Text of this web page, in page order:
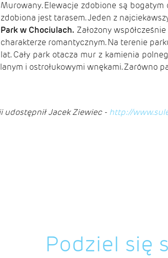
Murowany. Elewacje zdobione są
zdobiona jest tarasem. Jeden z
Park w Chociulach. Założony
charakterze romantycznym. Na terenie
lat. Cały park otacza mur z kamienia
i ostrołukowymi wnękami. Zarówno
udostępnił Jacek Ziewiec - http://
Podziel się